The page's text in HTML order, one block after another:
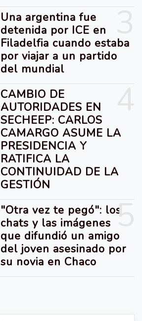
Una argentina fue
detenida por ICE en
Filadelfia cuando estaba
por viajar a un partido
del mundial
CAMBIO DE
AUTORIDADES EN
SECHEEP: CARLOS
CAMARGO ASUME LA
PRESIDENCIA Y
RATIFICA LA
CONTINUIDAD DE LA
GESTIÓN
5
"Otra vez te pegó": los
chats y las imágenes
que difundió un amigo
del joven asesinado por
su novia en Chaco